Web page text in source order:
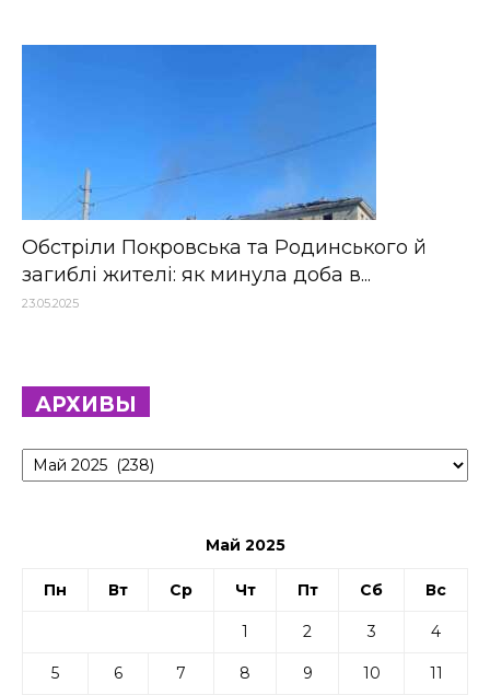
Обстріли Покровська та Родинського й
загиблі жителі: як минула доба в...
23.05.2025
АРХИВЫ
Архивы
Май 2025
Пн Вт Ср Чт Пт Сб Вс
1 2 3 4
5 6 7 8 9 10 11